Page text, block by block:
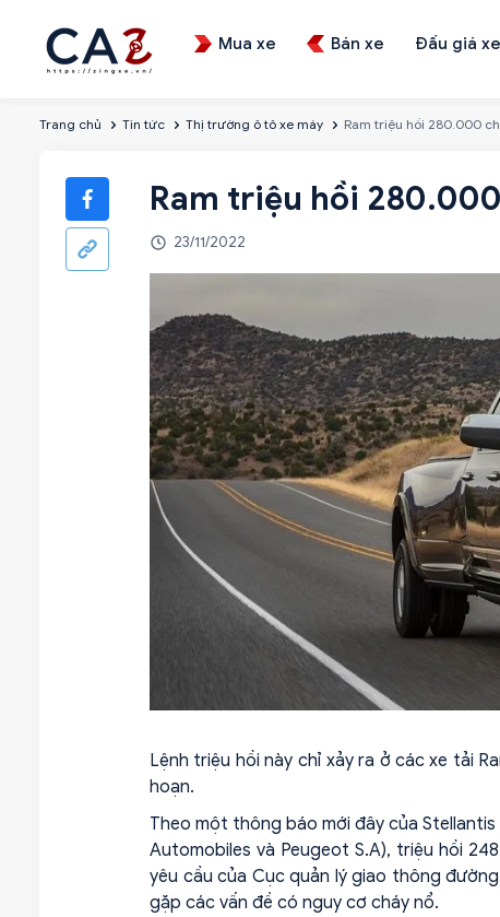
Mua xe Bán xe Đấu giá xe
Trang chủ Tin tức Thị trường ô tô xe máy Ram triệu hồi 280.000
Ram triệu hồi
23/11/2022
Lệnh triệu hồi này chỉ xảy ra ở các xe tải
hoạn.
Theo một thông báo mới đây của
Automobiles và Peugeot S.A), triệu hồi
yêu cầu của Cục quản lý giao thông
gặp các vấn đề có nguy cơ cháy nổ.